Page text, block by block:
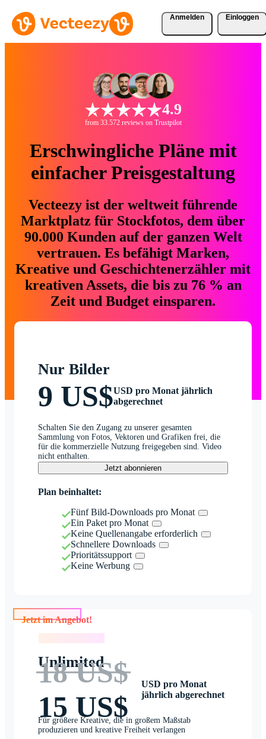
Anmelden Einloggen
4.9
from 33.572 reviews on Trustpilot
Erschwingliche Pläne mit
einfacher Preisgestaltung
Vecteezy ist der weltweit führende
Marktplatz für Stockfotos, dem über
90.000 Kunden auf der ganzen Welt
vertrauen. Es befähigt Marken,
Kreative und Geschichtenerzähler mit
kreativen Assets, die bis zu 76 % an
Zeit und Budget einsparen.
Nur Bilder
9 US$USD pro Monat jährlich
abgerechnet
Schalten Sie den Zugang zu unserer gesamten
Sammlung von Fotos, Vektoren und Grafiken frei, die
für die kommerzielle Nutzung freigegeben sind. Video
nicht enthalten.
Jetzt abonnieren
Plan beinhaltet:
Fünf Bild-Downloads pro Monat
Ein Paket pro Monat
Keine Quellenangabe erforderlich
Schnellere Downloads
Prioritätssupport
Keine Werbung
Jetzt im Angebot!
Unlimited
18 US$
15 US$
USD pro Monat
jährlich abgerechnet
Für größere Kreative, die in großem Maßstab
produzieren und kreative Freiheit verlangen